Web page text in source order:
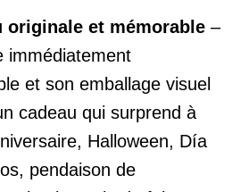
originale et mémorable –
immédiatement
et son emballage visuel
cadeau qui surprend à
Halloween, Día
pendaison de